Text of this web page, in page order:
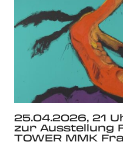
25.04.2026, 21
zur Ausstellung
TOWER MMK